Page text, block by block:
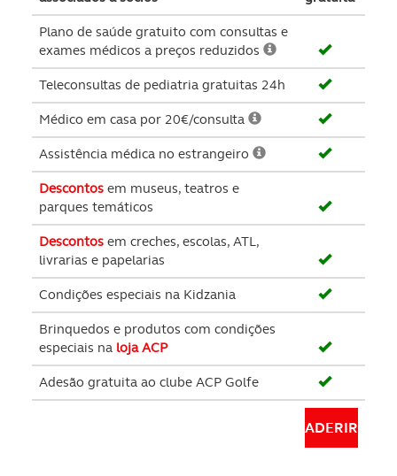
Plano de saúde gratuito com consultas e
exames médicos a preços reduzidos
Teleconsultas de pediatria gratuitas 24h
Médico em casa por 20€/consulta
Assistência médica no estrangeiro
Descontos em museus, teatros e
parques temáticos
Descontos em creches, escolas, ATL,
livrarias e papelarias
Condições especiais na Kidzania
Brinquedos e produtos com condições
especiais na loja ACP
Adesão gratuita ao clube ACP Golfe
ADERIR